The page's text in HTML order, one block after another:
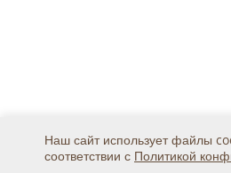
Наш сайт использует файлы
соответствии с Политикой